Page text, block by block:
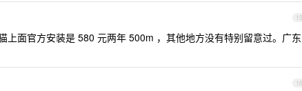
15
上面官方安装是 580 元两年 500m ，其他地方没有特别留意过。广东
16